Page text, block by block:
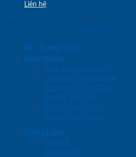
Liên hệ
Trang chủ
Giới thiệu
Giới Thiệu Công Ty
Lĩnh Vực Hoạt Động
Sứ Mệnh Tầm Nhìn
Sơ Đồ Tổ Chức
Văn Hóa Công ty
Cơ Hội Việc Làm
Sản phẩm
Cửa gỗ
Cửa nhựa